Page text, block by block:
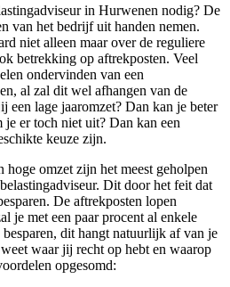
in Hurwenen nodig? De
van het bedrijf uit handen nemen.
niet alleen maar over de reguliere
betrekking op aftrekposten. Veel
ondervinden van een
al zal dit wel afhangen van de
een lage jaaromzet? Dan kan je beter
er toch niet uit? Dan kan een
keuze zijn.
hoge omzet zijn het meest geholpen
Dit door het feit dat
De aftrekposten lopen
je met een paar procent al enkele
besparen, dit hangt natuurlijk af van je
waar jij recht op hebt en waarop
opgesomd: